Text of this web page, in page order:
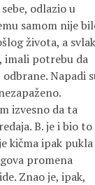
odlazio u
samom nije
života, a svlak
imali potrebu da
Napadi
izvesno da ta
B. je i bio to
kičma ipak pukla
promena
Znao je, ipak,